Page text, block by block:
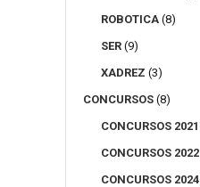
ROBOTICA (8)
SER (9)
XADREZ (3)
CONCURSOS (8)
CONCURSOS 2021
CONCURSOS 2022
CONCURSOS 2024